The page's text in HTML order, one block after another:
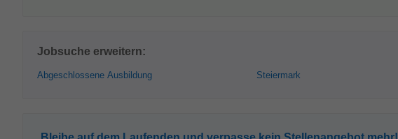
Jobsuche erweitern:
Abgeschlossene Ausbildung Steiermark